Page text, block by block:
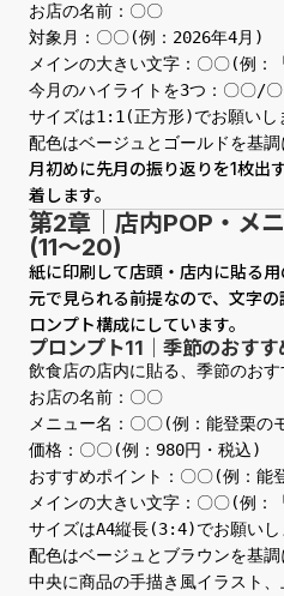
お店の名前：〇〇
対象月：〇〇(例：2026年4月)
メインの大きい文字：〇〇(例
今月のハイライトを3つ：〇〇/
サイズは1:1(正方形)でお願いし
配色はベージュとゴールドを基
月初めに先月の振り返りを1枚出
着します。
第2章｜店内POP・メ
(11〜20)
紙に印刷して店頭・店内に貼る
元で見られる前提なので、文字
ロンプト構成にしています。
プロンプト11｜季節のおす
飲食店の店内に貼る、季節のお
お店の名前：〇〇
メニュー名：〇〇(例：能登栗の
価格：〇〇(例：980円・税込)
おすすめポイント：〇〇(例：能
メインの大きい文字：〇〇(例：
サイズはA4縦長(3:4)でお願いし
配色はベージュとブラウンを基
中央に商品の手描き風イラスト